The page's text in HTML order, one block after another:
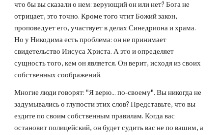
что бы вы сказали о нем: верующий он или нет? Бога не
отрицает, это точно. Кроме того чтит Божий закон,
проповедует его, участвует в делах Синедриона и храма.
Но у Никодима есть проблема: он не принимает
свидетельство Иисуса Христа. А это и определяет
сущность того, кем он является. Он верит, исходя из своих
собственных соображений.
Многие люди говорят: "Я верю... по-своему". Вы никогда не
задумывались о глупости этих слов? Представьте, что вы
ездите по своим собственным правилам. Когда вас
остановит полицейский, он будет судить вас не по вашим, а